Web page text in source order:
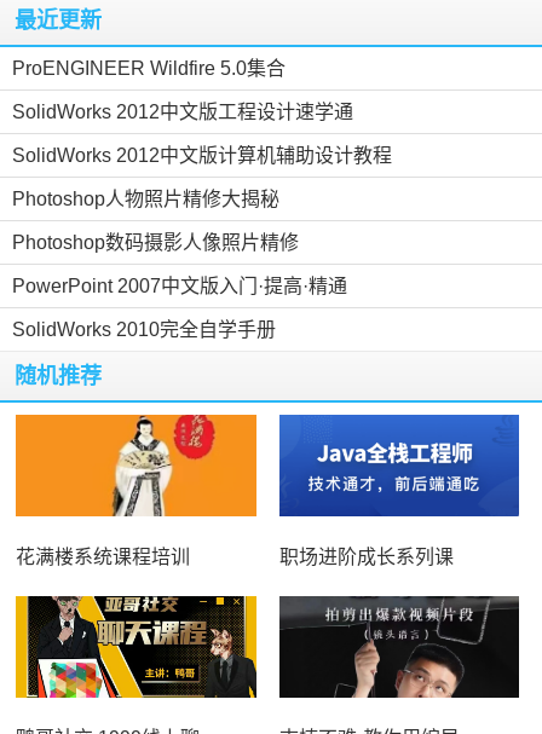
最近更新
ProENGINEER Wildfire 5.0集合
SolidWorks 2012中文版工程设计速学通
SolidWorks 2012中文版计算机辅助设计教程
Photoshop人物照片精修大揭秘
Photoshop数码摄影人像照片精修
PowerPoint 2007中文版入门·提高·精通
SolidWorks 2010完全自学手册
随机推荐
花满楼系统课程培训 职场进阶成长系列课